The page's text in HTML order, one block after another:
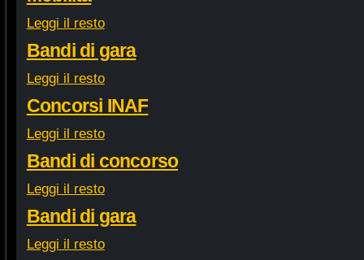
Leggi il resto
Bandi di gara
Leggi il resto
Concorsi INAF
Leggi il resto
Bandi di concorso
Leggi il resto
Bandi di gara
Leggi il resto